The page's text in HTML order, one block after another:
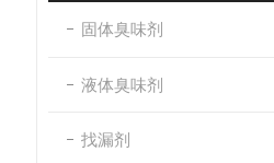
固体臭味剂
液体臭味剂
找漏剂